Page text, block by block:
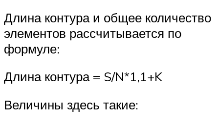
Длина контура и общее количество
элементов рассчитывается по
формуле:
Длина контура = S/N*1,1+K
Величины здесь такие: